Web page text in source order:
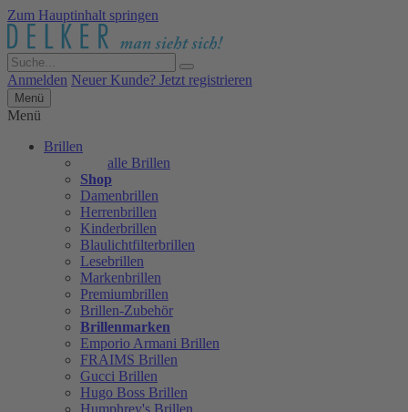
Zum Hauptinhalt springen
Anmelden Neuer Kunde? Jetzt registrieren
Menü
Menü
Brillen
alle Brillen
Shop
Damenbrillen
Herrenbrillen
Kinderbrillen
Blaulichtfilterbrillen
Lesebrillen
Markenbrillen
Premiumbrillen
Brillen-Zubehör
Brillenmarken
Emporio Armani Brillen
FRAIMS Brillen
Gucci Brillen
Hugo Boss Brillen
Humphrey's Brillen